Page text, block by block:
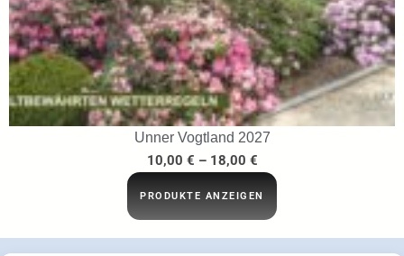
Unner Vogtland 2027
10,00 € – 18,00 €
PRODUKTE ANZEIGEN